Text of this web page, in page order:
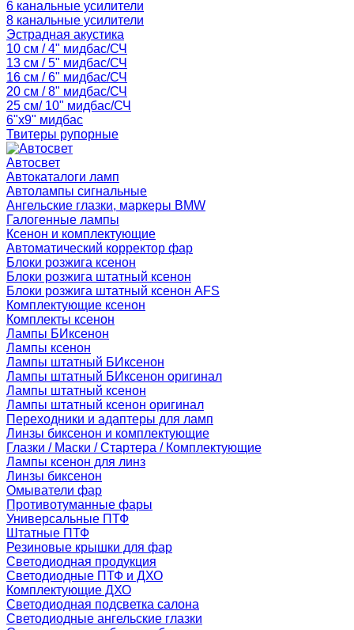
6 канальные усилители
8 канальные усилители
Эстрадная акустика
10 см / 4" мидбас/СЧ
13 см / 5" мидбас/СЧ
16 см / 6" мидбас/СЧ
20 см / 8" мидбас/СЧ
25 см/ 10" мидбас/СЧ
6"x9" мидбас
Твитеры рупорные
Автосвет
Автокаталоги ламп
Автолампы сигнальные
Ангельские глазки, маркеры BMW
Галогенные лампы
Ксенон и комплектующие
Автоматический корректор фар
Блоки розжига ксенон
Блоки розжига штатный ксенон
Блоки розжига штатный ксенон AFS
Комплектующие ксенон
Комплекты ксенон
Лампы БИксенон
Лампы ксенон
Лампы штатный БИксенон
Лампы штатный БИксенон оригинал
Лампы штатный ксенон
Лампы штатный ксенон оригинал
Переходники и адаптеры для ламп
Линзы биксенон и комплектующие
Глазки / Маски / Стартера / Комплектующие
Лампы ксенон для линз
Линзы биксенон
Омыватели фар
Противотуманные фары
Универсальные ПТФ
Штатные ПТФ
Резиновые крышки для фар
Светодиодная продукция
Светодиодные ПТФ и ДХО
Комплектующие ДХО
Светодиодная подсветка салона
Светодиодные ангельские глазки